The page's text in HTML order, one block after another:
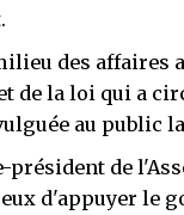
des affaires
de la loi qui a
au public
président de
d'appuyer le